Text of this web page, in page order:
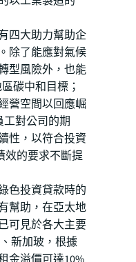
四大助力幫助企
除了能應對氣候
型風險外，也能
碳中和目標；
營空間以回應崛
對公司的期
性，以符合投資
效的要求不斷提
色投資貸款時的
幫助，在亞太地
可見於各大主要
新加玻，根據